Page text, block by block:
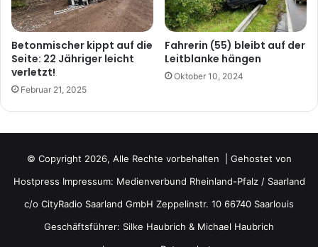
Betonmischer kippt auf die
Seite: 22 Jähriger leicht
verletzt!
Februar 21, 2025
Fahrerin (55) bleibt auf der
Leitblanke hängen
Oktober 10, 2024
© Copyright 2026, Alle Rechte vorbehalten | Gehostet von
Hostpress Impressum: Medienverbund Rheinland-Pfalz / Saarland
c/o CityRadio Saarland GmbH Zeppelinstr. 10 66740 Saarlouis
Geschäftsführer: Silke Haubrich & Michael Haubrich